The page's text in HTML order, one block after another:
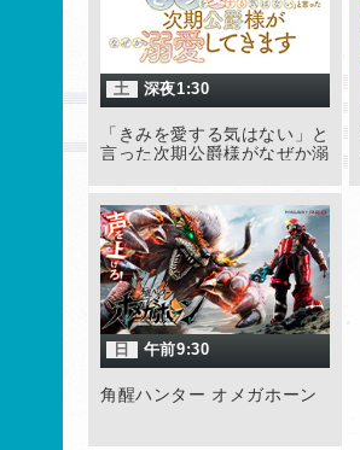
土 深夜1:30
「きみを愛する気はない」と
言った次期公爵様がなぜか溺
日 午前9:30
角醒ハンター オメガホーン